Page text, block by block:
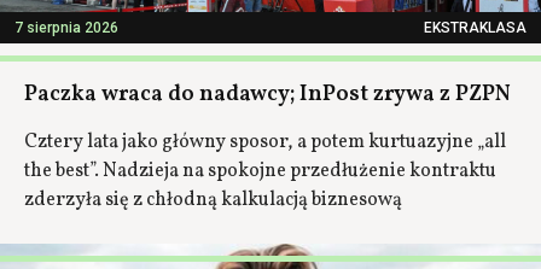
7 sierpnia 2026 EKSTRAKLASA
Paczka wraca do nadawcy; InPost zrywa z PZPN
Cztery lata jako główny sposor, a potem kurtuazyjne „all
the best”. Nadzieja na spokojne przedłużenie kontraktu
zderzyła się z chłodną kalkulacją biznesową